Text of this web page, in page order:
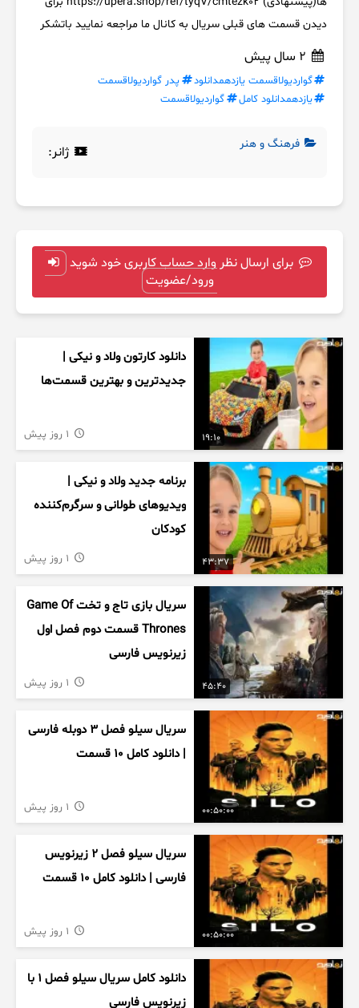
دیدن قسمت های قبلی سریال به کانال ما مراجعه نمایید باتشکر
گواردیولاقسمت یازدهمدانلود
پدر گواردیولاقسمت
یازدهمدانلود کامل
گواردیولاقسمت
فرهنگ و هنر ژانر:
برای ارسال نظر وارد حساب کاربری خود شوید
ورود/عضویت
19:10
دانلود کارتون ولاد و نیکی |
جدیدترین و بهترین قسمت‌ها
43:37
برنامه جدید ولاد و نیکی |
ویدیوهای طولانی و سرگرم‌کننده
کودکان
45:40
سریال بازی تاج و تخت Game Of
Thrones قسمت دوم فصل اول
زیرنویس فارسی
00:50:00
سریال سیلو فصل ۳ دوبله فارسی
| دانلود کامل ۱۰ قسمت
00:50:00
سریال سیلو فصل ۲ زیرنویس
فارسی | دانلود کامل ۱۰ قسمت
دانلود کامل سریال سیلو فصل ۱ با
زیرنویس فارسی